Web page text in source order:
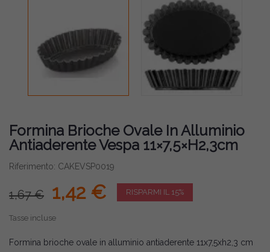
Formina Brioche Ovale In Alluminio
Antiaderente Vespa 11×7,5×H2,3cm
Riferimento: CAKEVSP0019
1,67 € 1,42 € RISPARMI IL 15%
Tasse incluse
Formina brioche ovale in alluminio antiaderente 11x7,5xh2,3 cm